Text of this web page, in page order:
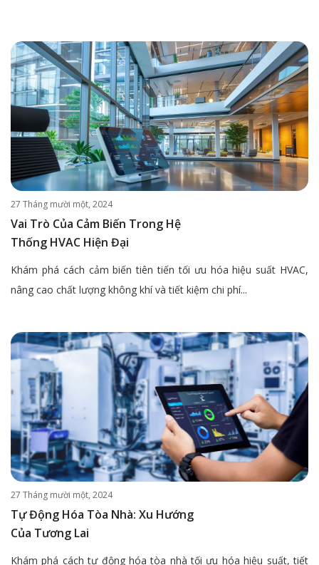
27 Tháng mười một, 2024
Vai Trò Của Cảm Biến Trong Hệ
Thống HVAC Hiện Đại
Khám phá cách cảm biến tiên tiến tối ưu hóa hiệu suất HVAC,
nâng cao chất lượng không khí và tiết kiệm chi phí...
27 Tháng mười một, 2024
Tự Động Hóa Tòa Nhà: Xu Hướng
Của Tương Lai
Khám phá cách tự động hóa tòa nhà tối ưu hóa hiệu suất, tiết